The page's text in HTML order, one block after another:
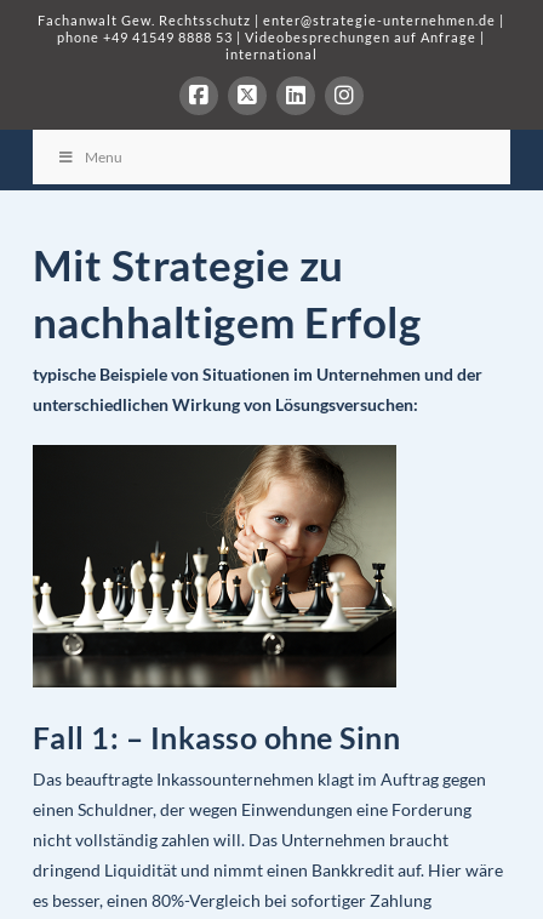
Fachanwalt Gew. Rechtsschutz |enter@strategie-unternehmen.de |
phone+49 41549 8888 53 |Videobesprechungen auf Anfrage |
international
Menu
Mit Strategie zu
nachhaltigem Erfolg
typische Beispiele von Situationen im Unternehmen und der
unterschiedlichen Wirkung von Lösungsversuchen:
Fall 1: – Inkasso ohne Sinn
Das beauftragte Inkassounternehmen klagt im Auftrag gegen
einen Schuldner, der wegen Einwendungen eine Forderung
nicht vollständig zahlen will. Das Unternehmen braucht
dringend Liquidität und nimmt einen Bankkredit auf. Hier wäre
es besser, einen 80%-Vergleich bei sofortiger Zahlung